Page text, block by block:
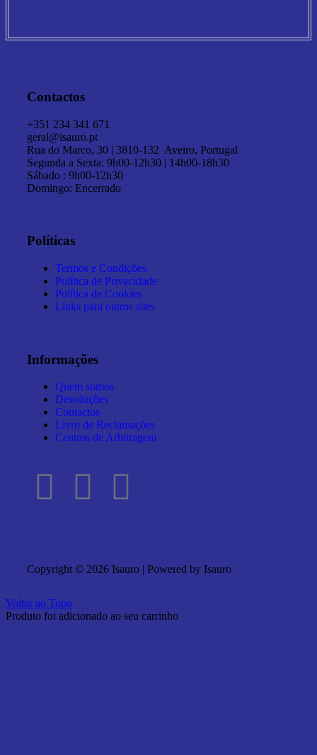
Contactos
+351 234 341 671
geral@isauro.pt
Rua do Marco, 30 | 3810-132 Aveiro, Portugal
Segunda a Sexta: 9h00-12h30 | 14h00-18h30
Sábado : 9h00-12h30
Domingo: Encerrado
Políticas
Termos e Condições
Política de Privacidade
Política de Cookies
Links para outros sites
Informações
Quem somos
Devoluções
Contactos
Livro de Reclamações
Centros de Arbitragem
Copyright © 2026 Isauro | Powered by Isauro
Voltar ao Topo
Produto foi adicionado ao seu carrinho